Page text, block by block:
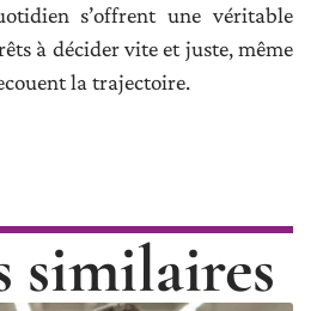
s’offrent une véritable
à décider vite et juste, même
la trajectoire.